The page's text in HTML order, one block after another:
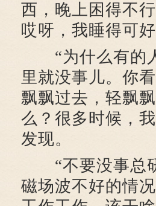
西，晚上困得不
哎呀，我睡得可
“为什么有的人
里就没事儿。你
飘飘过去，轻飘
么？很多时候，
发现。
“不要没事总研
磁场波不好的情